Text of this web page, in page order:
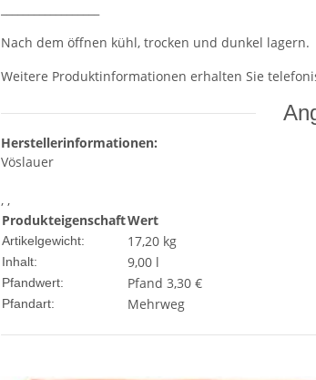
Nach dem öffnen kühl, trocken und dunkel lagern.
Weitere Produktinformationen erhalten Sie
Herstellerinformationen:
Vöslauer
, ,
ProdukteigenschaftWert
Artikelgewicht: 17,20 kg
Inhalt: 9,00 l
Pfandwert: Pfand 3,30 €
Pfandart: Mehrweg